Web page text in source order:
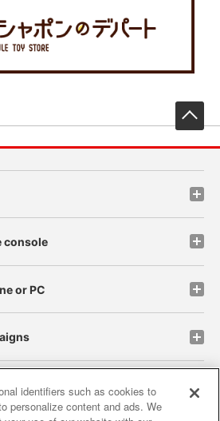
console
or PC
site policy privacy policy
identifiers such as cookies to
personalize content and ads. We